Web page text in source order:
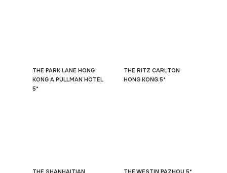
THE PARK LANE HONG
KONG A PULLMAN HOTEL
5*
THE RITZ CARLTON
HONG KONG 5*
THE SHANHAITIAN THE WESTIN PAZHOU 5*